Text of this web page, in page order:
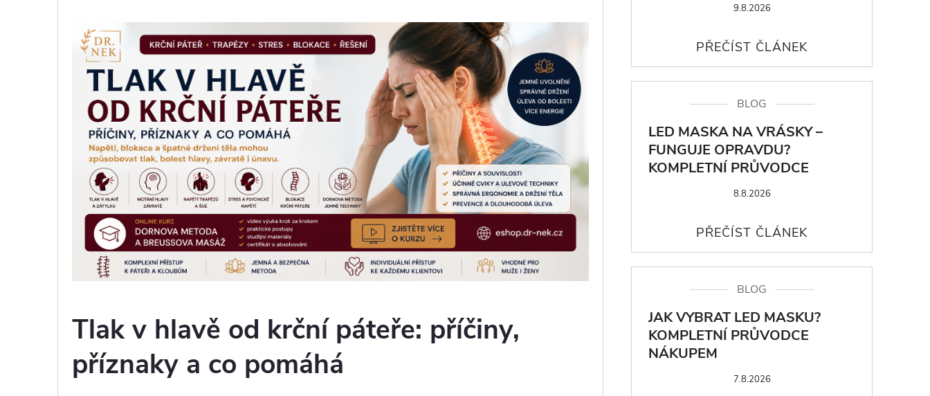
Tlak v hlavě od krční páteře: příčiny,
příznaky a co pomáhá
9.8.2026
BLOG
LED MASKA NA VRÁSKY –
FUNGUJE OPRAVDU?
KOMPLETNÍ PRŮVODCE
8.8.2026
BLOG
JAK VYBRAT LED MASKU?
KOMPLETNÍ PRŮVODCE
NÁKUPEM
7.8.2026